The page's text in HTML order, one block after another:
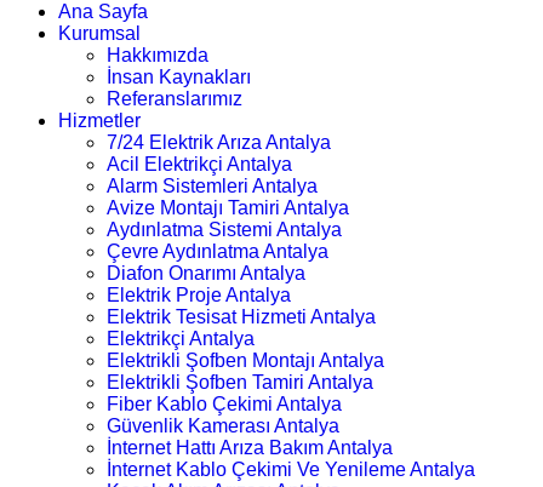
Ana Sayfa
Kurumsal
Hakkımızda
İnsan Kaynakları
Referanslarımız
Hizmetler
7/24 Elektrik Arıza Antalya
Acil Elektrikçi Antalya
Alarm Sistemleri Antalya
Avize Montajı Tamiri Antalya
Aydınlatma Sistemi Antalya
Çevre Aydınlatma Antalya
Diafon Onarımı Antalya
Elektrik Proje Antalya
Elektrik Tesisat Hizmeti Antalya
Elektrikçi Antalya
Elektrikli Şofben Montajı Antalya
Elektrikli Şofben Tamiri Antalya
Fiber Kablo Çekimi Antalya
Güvenlik Kamerası Antalya
İnternet Hattı Arıza Bakım Antalya
İnternet Kablo Çekimi Ve Yenileme Antalya